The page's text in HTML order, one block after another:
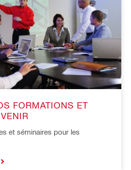
FORMATIONS ET
et séminaires pour les